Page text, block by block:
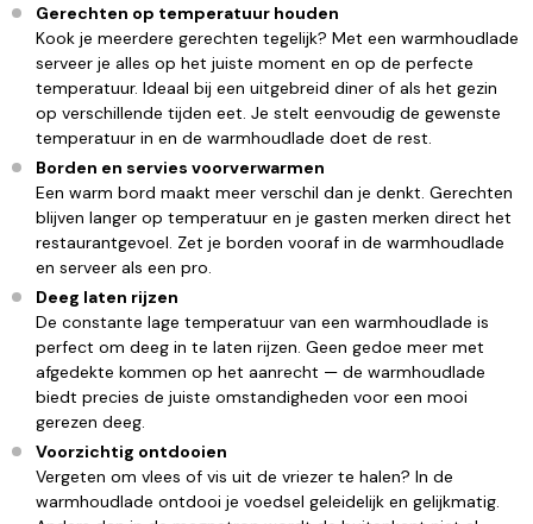
Gerechten op temperatuur houden
Kook je meerdere gerechten tegelijk? Met een warmhoudlade
serveer je alles op het juiste moment en op de perfecte
temperatuur. Ideaal bij een uitgebreid diner of als het gezin
op verschillende tijden eet. Je stelt eenvoudig de gewenste
temperatuur in en de warmhoudlade doet de rest.
Borden en servies voorverwarmen
Een warm bord maakt meer verschil dan je denkt. Gerechten
blijven langer op temperatuur en je gasten merken direct het
restaurantgevoel. Zet je borden vooraf in de warmhoudlade
en serveer als een pro.
Deeg laten rijzen
De constante lage temperatuur van een warmhoudlade is
perfect om deeg in te laten rijzen. Geen gedoe meer met
afgedekte kommen op het aanrecht — de warmhoudlade
biedt precies de juiste omstandigheden voor een mooi
gerezen deeg.
Voorzichtig ontdooien
Vergeten om vlees of vis uit de vriezer te halen? In de
warmhoudlade ontdooi je voedsel geleidelijk en gelijkmatig.